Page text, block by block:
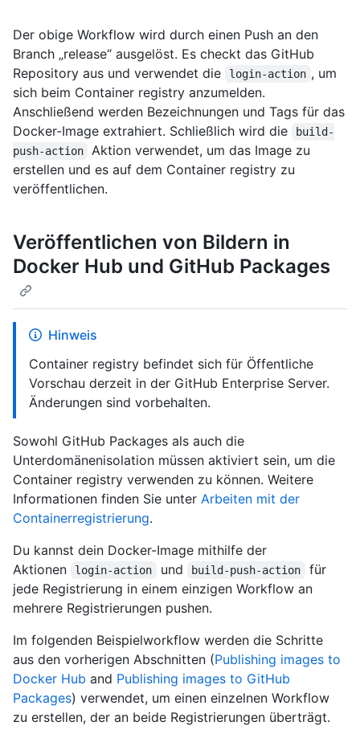
Der obige Workflow wird durch einen Push an den
Branch „release“ ausgelöst. Es checkt das GitHub
Repository aus und verwendet die
login-action , um
sich beim Container registry anzumelden.
Anschließend werden Bezeichnungen und Tags für das
Docker-Image extrahiert. Schließlich wird die
build-
push-action
Aktion verwendet, um das Image zu
erstellen und es auf dem Container registry zu
veröffentlichen.
Veröffentlichen von Bildern in
Docker Hub und GitHub Packages
Hinweis
Container registry befindet sich für Öffentliche
Vorschau derzeit in der GitHub Enterprise Server.
Änderungen sind vorbehalten.
Sowohl GitHub Packages als auch die
Unterdomänenisolation müssen aktiviert sein, um die
Container registry verwenden zu können. Weitere
Informationen finden Sie unter Arbeiten mit der
Containerregistrierung.
Du kannst dein Docker-Image mithilfe der
Aktionen
login-action und build-push-action
für
jede Registrierung in einem einzigen Workflow an
mehrere Registrierungen pushen.
Im folgenden Beispielworkflow werden die Schritte
aus den vorherigen Abschnitten (Publishing images to
Docker Hub and Publishing images to GitHub
Packages) verwendet, um einen einzelnen Workflow
zu erstellen, der an beide Registrierungen überträgt.